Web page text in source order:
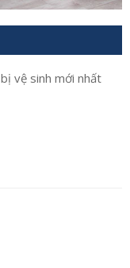
vệ sinh mới nhất